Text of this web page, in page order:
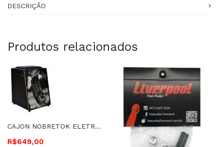
DESCRIÇÃO
Produtos relacionados
CAJON NOBRETOK ELETROACÚSTICO ÁGUIA COM BONGÔ EMBUTIDO – ÁGUIA TOK 214
R$649,00